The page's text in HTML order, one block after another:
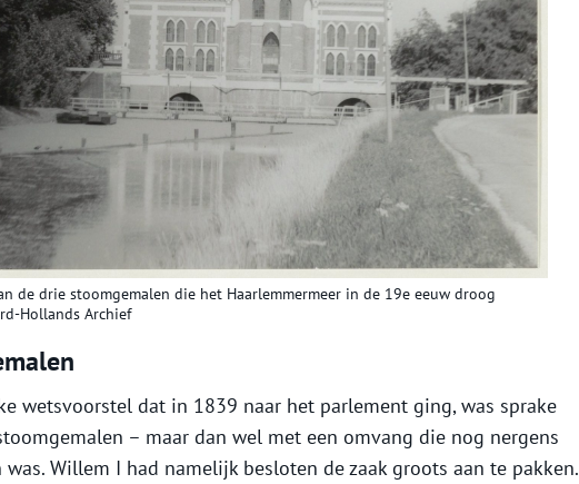
de drie stoomgemalen die het Haarlemmermeer in de 19e eeuw droog
Hollands Archief
wetsvoorstel dat in 1839 naar het parlement ging, was sprake
– maar dan wel met een omvang die nog nergens
Willem I had namelijk besloten de zaak groots aan te pakken.